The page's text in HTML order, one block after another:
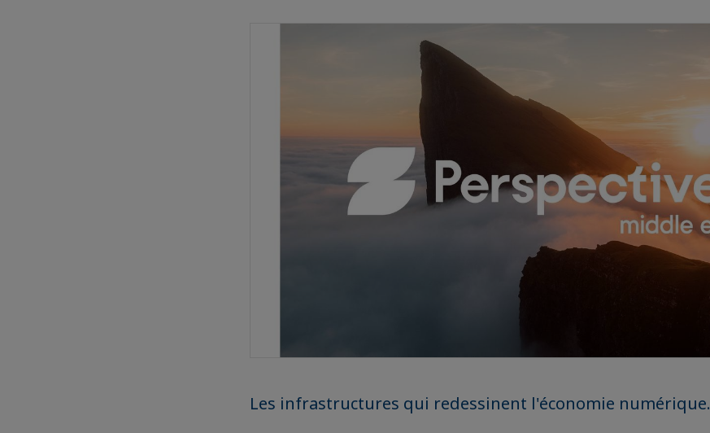
Les infrastructures qui redessinent l'économie numérique.